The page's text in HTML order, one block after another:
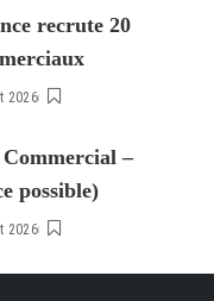
recrute 20
2026
–
possible)
2026